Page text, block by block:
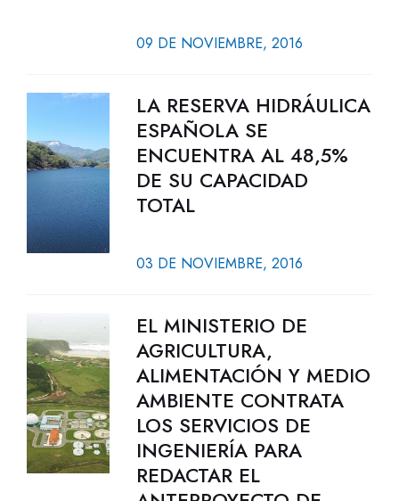
09 DE NOVIEMBRE, 2016
LA RESERVA HIDRÁULICA
ESPAÑOLA SE
ENCUENTRA AL 48,5%
DE SU CAPACIDAD
TOTAL
03 DE NOVIEMBRE, 2016
EL MINISTERIO DE
AGRICULTURA,
ALIMENTACIÓN Y MEDIO
AMBIENTE CONTRATA
LOS SERVICIOS DE
INGENIERÍA PARA
REDACTAR EL